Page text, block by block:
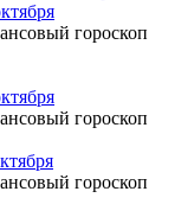
гороскоп
гороскоп
гороскоп